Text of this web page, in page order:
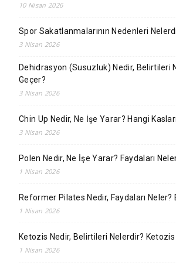
10 Nisan 2026
Spor Sakatlanmalarının Nedenleri
3 Nisan 2026
Dehidrasyon (Susuzluk) Nedir, Belirtileri
Geçer?
3 Nisan 2026
Chin Up Nedir, Ne İşe Yarar? Hangi Kasları
3 Nisan 2026
Polen Nedir, Ne İşe Yarar? Faydaları
1 Nisan 2026
Reformer Pilates Nedir, Faydaları
1 Nisan 2026
Ketozis Nedir, Belirtileri Nelerdir?
1 Nisan 2026